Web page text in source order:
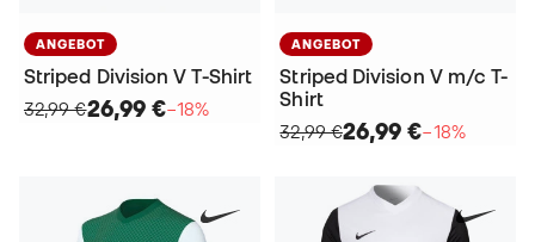
ANGEBOT
Striped Division V T-Shirt
32,99 €26,99 €−18%
ANGEBOT
Striped Division V m/c T-
Shirt
32,99 €26,99 €−18%